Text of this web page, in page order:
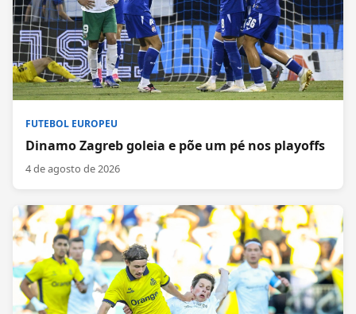
FUTEBOL EUROPEU
Dinamo Zagreb goleia e põe um pé nos playoffs
4 de agosto de 2026